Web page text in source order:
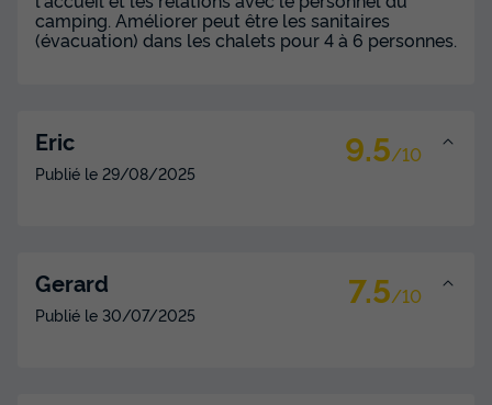
camping. Améliorer peut être les sanitaires
(évacuation) dans les chalets pour 4 à 6 personnes.
Eric 9.5/10
Publié le 29/08/2025
Gerard 7.5/10
Publié le 30/07/2025